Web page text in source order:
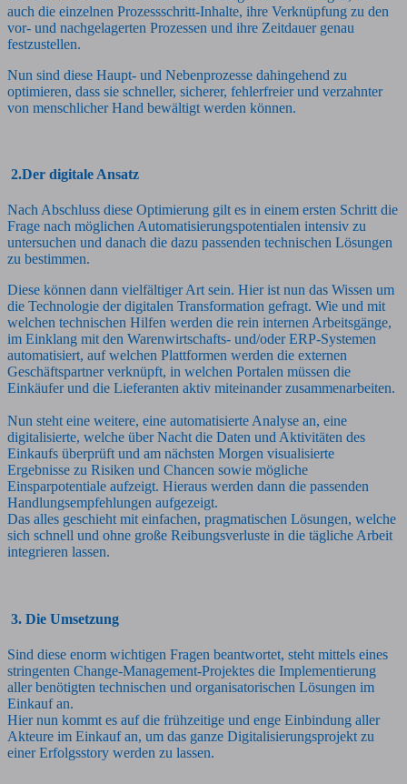
auch die einzelnen Prozessschritt-Inhalte, ihre Verknüpfung zu den
vor- und nachgelagerten Prozessen und ihre Zeitdauer genau
festzustellen.
Nun sind diese Haupt- und Nebenprozesse dahingehend zu
optimieren, dass sie schneller, sicherer, fehlerfreier und verzahnter
von menschlicher Hand bewältigt werden können.
2.Der digitale Ansatz
Nach Abschluss diese Optimierung gilt es in einem ersten Schritt die
Frage nach möglichen Automatisierungspotentialen intensiv zu
untersuchen und danach die dazu passenden technischen Lösungen
zu bestimmen.
Diese können dann vielfältiger Art sein. Hier ist nun das Wissen um
die Technologie der digitalen Transformation gefragt. Wie und mit
welchen technischen Hilfen werden die rein internen Arbeitsgänge,
im Einklang mit den Warenwirtschafts- und/oder ERP-Systemen
automatisiert, auf welchen Plattformen werden die externen
Geschäftspartner verknüpft, in welchen Portalen müssen die
Einkäufer und die Lieferanten aktiv miteinander zusammenarbeiten.
Nun steht eine weitere, eine automatisierte Analyse an, eine
digitalisierte, welche über Nacht die Daten und Aktivitäten des
Einkaufs überprüft und am nächsten Morgen visualisierte
Ergebnisse zu Risiken und Chancen sowie mögliche
Einsparpotentiale aufzeigt. Hieraus werden dann die passenden
Handlungsempfehlungen aufgezeigt.
Das alles geschieht mit einfachen, pragmatischen Lösungen, welche
sich schnell und ohne große Reibungsverluste in die tägliche Arbeit
integrieren lassen.
3. Die Umsetzung
Sind diese enorm wichtigen Fragen beantwortet, steht mittels eines
stringenten Change-Management-Projektes die Implementierung
aller benötigten technischen und organisatorischen Lösungen im
Einkauf an.
Hier nun kommt es auf die frühzeitige und enge Einbindung aller
Akteure im Einkauf an, um das ganze Digitalisierungsprojekt zu
einer Erfolgsstory werden zu lassen.